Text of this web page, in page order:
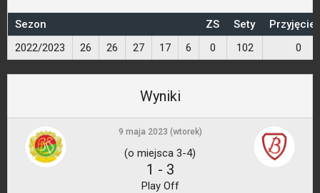
Sezon ZS Sety
Przyjęcie
2022/2023
26 26 27 17 6 0 102 0
Wyniki
9 maja 2023 (wtorek)
(o miejsca 3-4)
1 - 3
Play Off